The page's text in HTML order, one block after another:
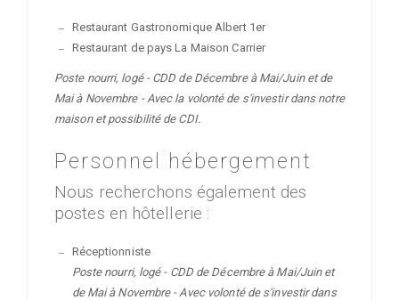
Restaurant Gastronomique Albert 1er
Restaurant de pays La Maison Carrier
Poste nourri, logé - CDD de Décembre à Mai/Juin et de
Mai à Novembre - Avec la volonté de s'investir dans notre
maison et possibilité de CDI.
Personnel hébergement
Nous recherchons également des
postes en hôtellerie :
Réceptionniste
Poste nourri, logé - CDD de Décembre à Mai/Juin et
de Mai à Novembre - Avec volonté de s'investir dans